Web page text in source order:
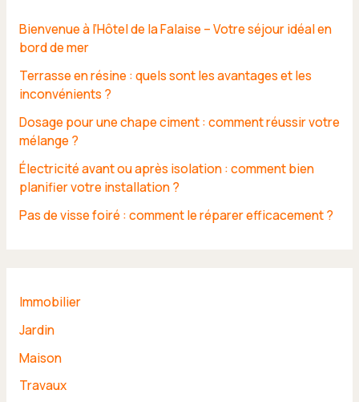
Bienvenue à l’Hôtel de la Falaise – Votre séjour idéal en
bord de mer
Terrasse en résine : quels sont les avantages et les
inconvénients ?
Dosage pour une chape ciment : comment réussir votre
mélange ?
Électricité avant ou après isolation : comment bien
planifier votre installation ?
Pas de visse foiré : comment le réparer efficacement ?
Immobilier
Jardin
Maison
Travaux